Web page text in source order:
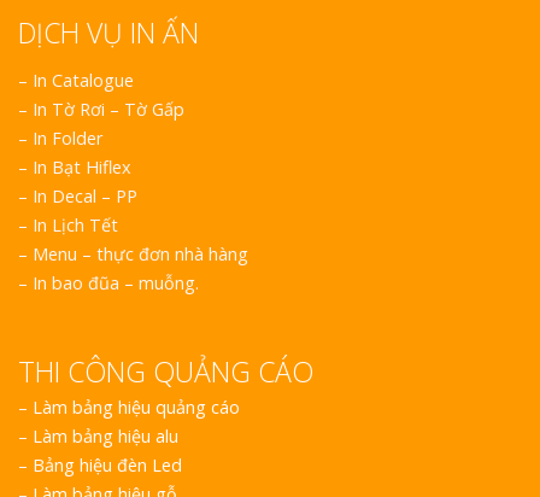
DỊCH VỤ IN ẤN
– In Catalogue
– In Tờ Rơi – Tờ Gấp
– In Folder
– In Bạt Hiflex
– In Decal – PP
– In Lịch Tết
– Menu – thực đơn nhà hàng
– In bao đũa – muỗng.
THI CÔNG QUẢNG CÁO
– Làm bảng hiệu quảng cáo
– Làm bảng hiệu alu
– Bảng hiệu đèn Led
Thiết kế Profile tại
Làm biển alu chữ nổi
tại Vinh Nghệ An
lực tại Vinh Nghệ An
Làm biển hiệu quán
cà phê tại Vinh Nghệ
An